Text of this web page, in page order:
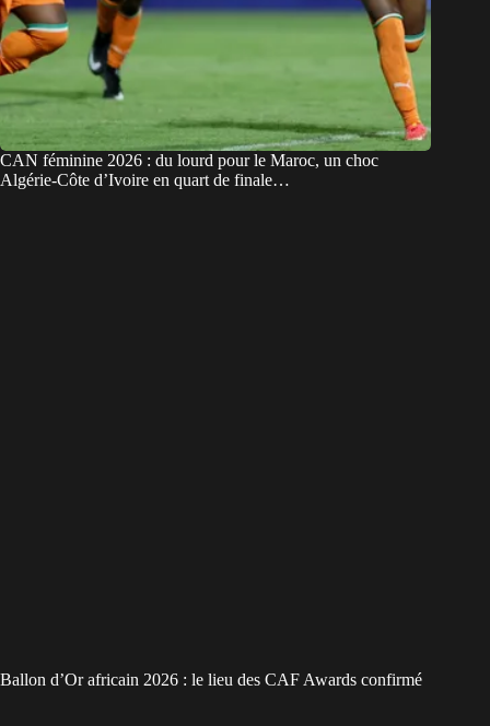
CAN féminine 2026 : du lourd pour le Maroc, un choc
Algérie-Côte d’Ivoire en quart de finale…
Ballon d’Or africain 2026 : le lieu des CAF Awards confirmé